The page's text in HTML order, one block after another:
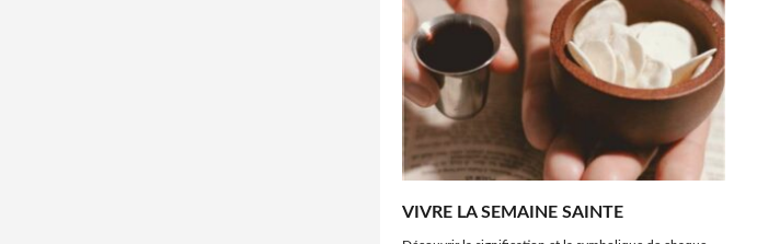
VIVRE LA SEMAINE SAINTE